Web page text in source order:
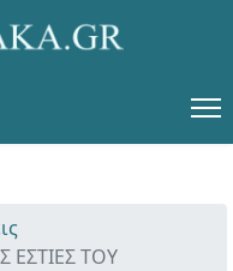
ΕΣΤΙΕΣ ΤΟΥ